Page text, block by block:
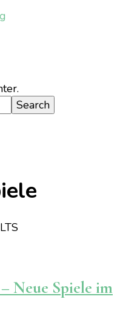
Neue Spiele im